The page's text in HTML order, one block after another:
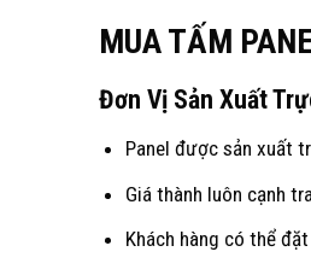
MUA TẤM
Đơn Vị Sản Xuất
Panel được sản xuất
Giá thành luôn cạnh
Khách hàng có thể